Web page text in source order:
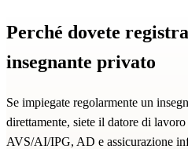
Perché dovete
insegnante privato
Se impiegate regolarmente un
direttamente, siete il datore di
AVS/AI/IPG, AD e assicurazione